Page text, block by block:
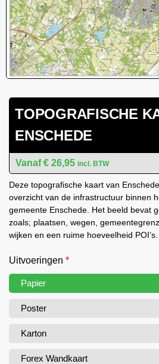
TOPOGRAFISCHE
ENSCHEDE
€ 26,95 incl. BTW
Deze topografische kaart van
overzicht van de infrastructuur binnen
gemeente Enschede. Het beeld bevat
zoals; plaatsen, wegen,
wijken en een ruime hoeveelheid POI’s.
Uitvoeringen *
Papier
Poster
Karton
Forex Wandkaart